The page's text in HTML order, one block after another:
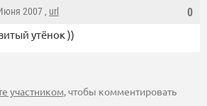
0
2007 , url
утёнок ))
участником, чтобы комментировать